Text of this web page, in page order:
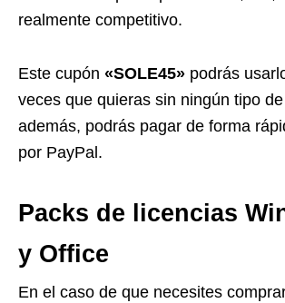
realmente competitivo.
Este cupón «SOLE45» podrás
veces que quieras sin ningún tipo
además, podrás pagar de forma
por PayPal.
Packs de licencias
y Office
En el caso de que necesites